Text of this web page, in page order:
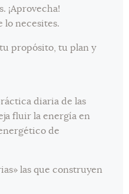
¡Aprovecha!
lo necesites.
propósito, tu plan y
diaria de las
fluir la energía en
de
las que construyen